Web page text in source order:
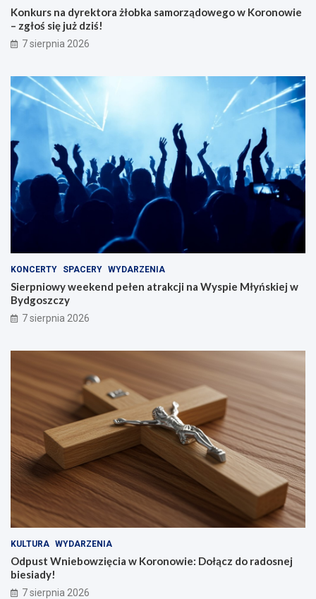
Konkurs na dyrektora żłobka samorządowego w Koronowie
– zgłoś się już dziś!
7 sierpnia 2026
KONCERTY SPACERY WYDARZENIA
Sierpniowy weekend pełen atrakcji na Wyspie Młyńskiej w
Bydgoszczy
7 sierpnia 2026
KULTURA WYDARZENIA
Odpust Wniebowzięcia w Koronowie: Dołącz do radosnej
biesiady!
7 sierpnia 2026